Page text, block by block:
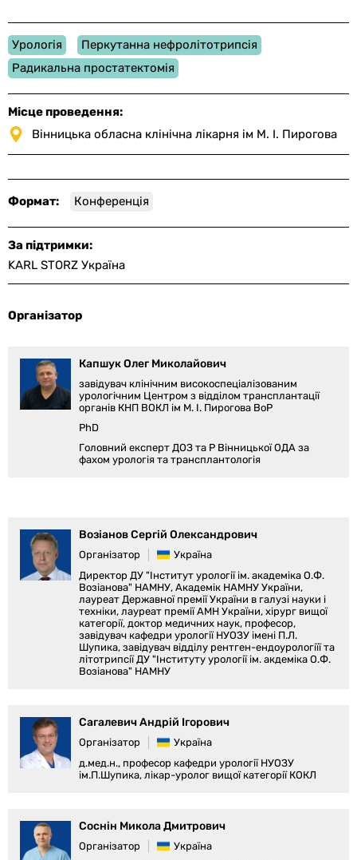
Урологія
Перкутанна нефролітотрипсія
Радикальна простатектомія
Мiсце проведення:
Вінницька обласна клінічна лікарня ім М. І. Пирогова
Формат: Конференція
За підтримки:
KARL STORZ Україна
Організатор
Капшук Олег Миколайович
завідувач клінічним високоспеціалізованим
урологічним Центром з відділом трансплантації
органів КНП ВОКЛ ім М. І. Пирогова ВоР
PhD
Головний експерт ДОЗ та Р Вінницької ОДА за
фахом урологія та трансплантологія
Возіанов Сергій Олександрович
Організатор
Україна
Директор ДУ "Інститут урології ім. академіка О.Ф.
Возіанова" НАМНУ, Академік НАМНУ України,
лауреат Державної премії України в галузі науки і
техніки, лауреат премії АМН України, хірург вищої
категорії, доктор медичних наук, професор,
завідувач кафедри урології НУОЗУ імені П.Л.
Шупика, завідувач відділу рентген-ендоурологіїї та
літотрипсії ДУ "Інституту урології ім. акдеміка О.Ф.
Возіанова" НАМНУ
Сагалевич Андрій Ігорович
Організатор
Україна
д.мед.н., професор кафедри урології НУОЗУ
ім.П.Шупика, лікар-уролог вищої категорії КОКЛ
Соснін Микола Дмитрович
Організатор
Україна